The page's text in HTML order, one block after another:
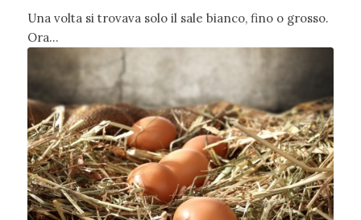
Una volta si trovava solo il sale bianco, fino o grosso.
Ora…